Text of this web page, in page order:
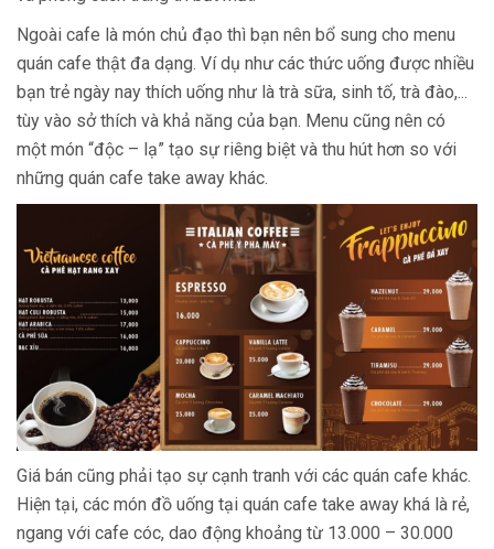
Ngoài cafe là món chủ đạo thì bạn nên bổ sung cho menu
quán cafe thật đa dạng. Ví dụ như các thức uống được nhiều
bạn trẻ ngày nay thích uống như là trà sữa, sinh tố, trà đào,...
tùy vào sở thích và khả năng của bạn. Menu cũng nên có
một món “độc – lạ” tạo sự riêng biệt và thu hút hơn so với
những quán cafe take away khác.
Giá bán cũng phải tạo sự cạnh tranh với các quán cafe khác.
Hiện tại, các món đồ uống tại quán cafe take away khá là rẻ,
ngang với cafe cóc, dao động khoảng từ 13.000 – 30.000